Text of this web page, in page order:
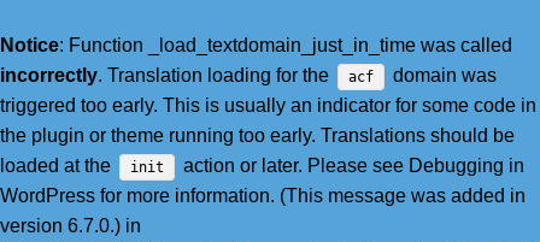
Notice: Function _load_textdomain_just_in_time was called
incorrectly. Translation loading for the acf
domain was
triggered too early. This is usually an indicator for some code in
the plugin or theme running too early. Translations should be
loaded at the
init action or later. Please see Debugging in
WordPress for more information. (This message was added in
version 6.7.0.) in